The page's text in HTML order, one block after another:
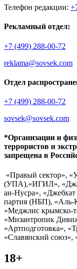
Телефон редакции:
Рекламный отдел:
+7 (499) 288-00-72
reklama@sovsek.com
Отдел
+7 (499) 288-00-72
sovsek@sovsek.com
*Организации и
террористов и
запрещена в
«Правый сектор»,
(УПА),«ИГИЛ»,
ан-Нусра»,
партия (НБП),
«Меджлис крымско-
«Мизантропик
«Артподготовка»,
«Славянский союз»,
18+